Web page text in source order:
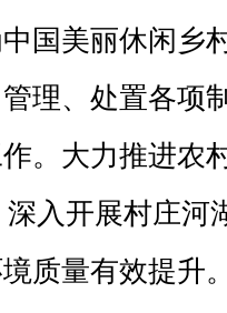
国美丽休闲乡
理、处置各项
。大力推进农
入开展村庄河
质量有效提升